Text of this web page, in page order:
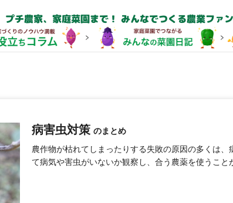
プチ農家、家庭菜園まで！ みんなでつくる農業ファ
病害虫対策 のまとめ
農作物が枯れてしまったりする失敗の原因の多くは
て病気や害虫がいないか観察し、合う農薬を使うこと